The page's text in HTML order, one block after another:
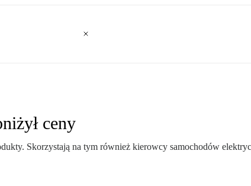
ceny
Skorzystają na tym również kierowcy samochodów